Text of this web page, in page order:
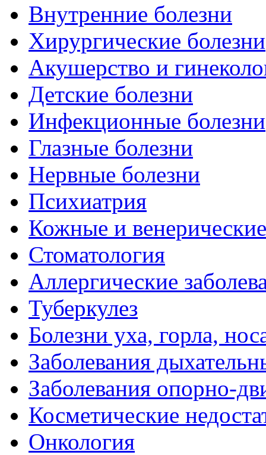
Внутренние болезни
Хирургические болезни
Акушерство и
Детские болезни
Инфекционные болезни
Глазные болезни
Нервные болезни
Психиатрия
Кожные и
Стоматология
Аллергические
Туберкулез
Болезни уха, горла,
Заболевания
Заболевания опорно-
Косметические
Онкология